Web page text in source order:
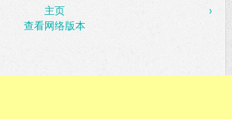
›
主页
查看网络版本